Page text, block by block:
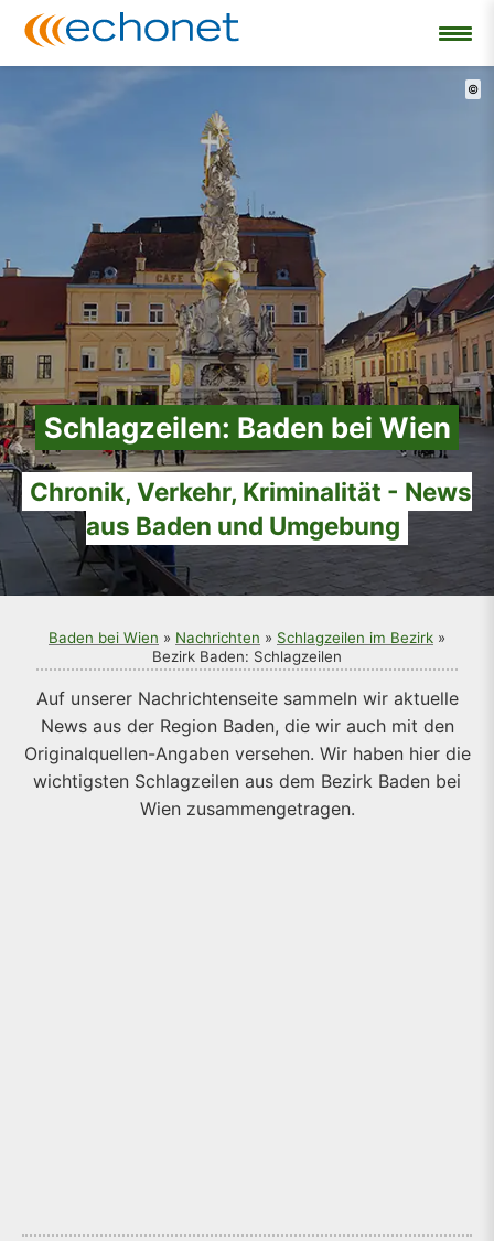
Schlagzeilen: Baden bei Wien
Chronik, Verkehr, Kriminalität - News
aus Baden und Umgebung
©
Baden bei Wien » Nachrichten » Schlagzeilen im Bezirk »
Bezirk Baden: Schlagzeilen
Auf unserer Nachrichtenseite sammeln wir aktuelle
News aus der Region Baden, die wir auch mit den
Originalquellen-Angaben versehen. Wir haben hier die
wichtigsten Schlagzeilen aus dem Bezirk Baden bei
Wien zusammengetragen.